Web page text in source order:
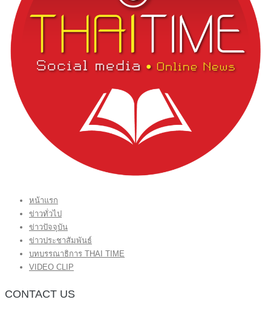
หน้าแรก
ข่าวทั่วไป
ข่าวปัจจุบัน
ข่าวประชาสัมพันธ์
บทบรรณาธิการ THAI TIME
VIDEO CLIP
CONTACT US